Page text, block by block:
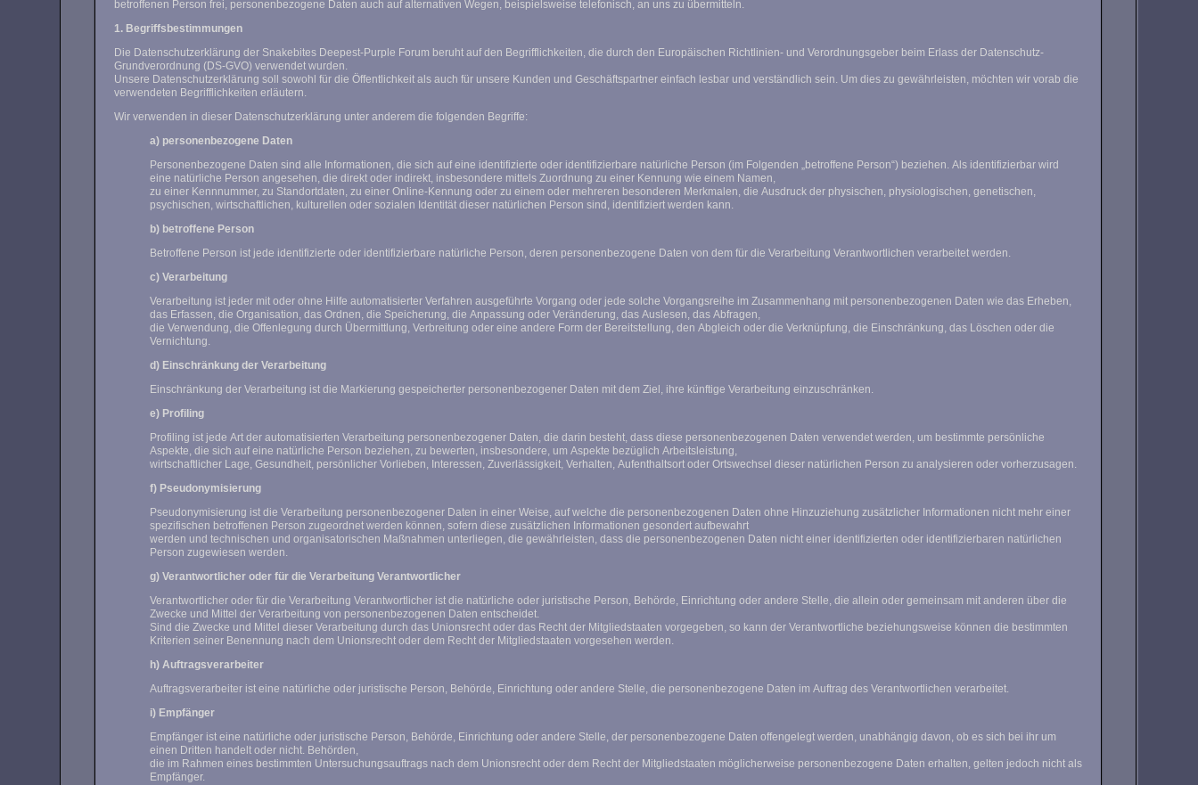
betroffenen Person frei, personenbezogene Daten auch auf alternativen Wegen, beispielsweise telefonisch, an uns zu übermitteln.
1. Begriffsbestimmungen
Die Datenschutzerklärung der Snakebites Deepest-Purple Forum beruht auf den Begrifflichkeiten, die durch den Europäischen Richtlinien- und Verordnungsgeber beim Erlass der Datenschutz-
Grundverordnung (DS-GVO) verwendet wurden.
Unsere Datenschutzerklärung soll sowohl für die Öffentlichkeit als auch für unsere Kunden und Geschäftspartner einfach lesbar und verständlich sein. Um dies zu gewährleisten, möchten wir vorab die
verwendeten Begrifflichkeiten erläutern.
Wir verwenden in dieser Datenschutzerklärung unter anderem die folgenden Begriffe:
a) personenbezogene Daten
Personenbezogene Daten sind alle Informationen, die sich auf eine identifizierte oder identifizierbare natürliche Person (im Folgenden „betroffene Person“) beziehen. Als identifizierbar wird
eine natürliche Person angesehen, die direkt oder indirekt, insbesondere mittels Zuordnung zu einer Kennung wie einem Namen,
zu einer Kennnummer, zu Standortdaten, zu einer Online-Kennung oder zu einem oder mehreren besonderen Merkmalen, die Ausdruck der physischen, physiologischen, genetischen,
psychischen, wirtschaftlichen, kulturellen oder sozialen Identität dieser natürlichen Person sind, identifiziert werden kann.
b) betroffene Person
Betroffene Person ist jede identifizierte oder identifizierbare natürliche Person, deren personenbezogene Daten von dem für die Verarbeitung Verantwortlichen verarbeitet werden.
c) Verarbeitung
Verarbeitung ist jeder mit oder ohne Hilfe automatisierter Verfahren ausgeführte Vorgang oder jede solche Vorgangsreihe im Zusammenhang mit personenbezogenen Daten wie das Erheben,
das Erfassen, die Organisation, das Ordnen, die Speicherung, die Anpassung oder Veränderung, das Auslesen, das Abfragen,
die Verwendung, die Offenlegung durch Übermittlung, Verbreitung oder eine andere Form der Bereitstellung, den Abgleich oder die Verknüpfung, die Einschränkung, das Löschen oder die
Vernichtung.
d) Einschränkung der Verarbeitung
Einschränkung der Verarbeitung ist die Markierung gespeicherter personenbezogener Daten mit dem Ziel, ihre künftige Verarbeitung einzuschränken.
e) Profiling
Profiling ist jede Art der automatisierten Verarbeitung personenbezogener Daten, die darin besteht, dass diese personenbezogenen Daten verwendet werden, um bestimmte persönliche
Aspekte, die sich auf eine natürliche Person beziehen, zu bewerten, insbesondere, um Aspekte bezüglich Arbeitsleistung,
wirtschaftlicher Lage, Gesundheit, persönlicher Vorlieben, Interessen, Zuverlässigkeit, Verhalten, Aufenthaltsort oder Ortswechsel dieser natürlichen Person zu analysieren oder vorherzusagen.
f) Pseudonymisierung
Pseudonymisierung ist die Verarbeitung personenbezogener Daten in einer Weise, auf welche die personenbezogenen Daten ohne Hinzuziehung zusätzlicher Informationen nicht mehr einer
spezifischen betroffenen Person zugeordnet werden können, sofern diese zusätzlichen Informationen gesondert aufbewahrt
werden und technischen und organisatorischen Maßnahmen unterliegen, die gewährleisten, dass die personenbezogenen Daten nicht einer identifizierten oder identifizierbaren natürlichen
Person zugewiesen werden.
g) Verantwortlicher oder für die Verarbeitung Verantwortlicher
Verantwortlicher oder für die Verarbeitung Verantwortlicher ist die natürliche oder juristische Person, Behörde, Einrichtung oder andere Stelle, die allein oder gemeinsam mit anderen über die
Zwecke und Mittel der Verarbeitung von personenbezogenen Daten entscheidet.
Sind die Zwecke und Mittel dieser Verarbeitung durch das Unionsrecht oder das Recht der Mitgliedstaaten vorgegeben, so kann der Verantwortliche beziehungsweise können die bestimmten
Kriterien seiner Benennung nach dem Unionsrecht oder dem Recht der Mitgliedstaaten vorgesehen werden.
h) Auftragsverarbeiter
Auftragsverarbeiter ist eine natürliche oder juristische Person, Behörde, Einrichtung oder andere Stelle, die personenbezogene Daten im Auftrag des Verantwortlichen verarbeitet.
i) Empfänger
Empfänger ist eine natürliche oder juristische Person, Behörde, Einrichtung oder andere Stelle, der personenbezogene Daten offengelegt werden, unabhängig davon, ob es sich bei ihr um
einen Dritten handelt oder nicht. Behörden,
die im Rahmen eines bestimmten Untersuchungsauftrags nach dem Unionsrecht oder dem Recht der Mitgliedstaaten möglicherweise personenbezogene Daten erhalten, gelten jedoch nicht als
Empfänger.